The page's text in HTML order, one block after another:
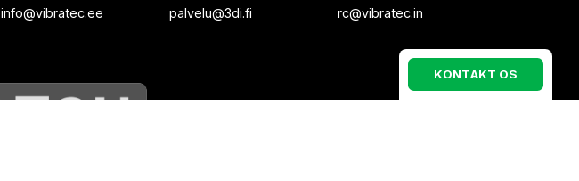
KONTAKT OS
French
Estonian
Finnish
info@vibratec.ee palvelu@3di.fi rc@vibratec.in